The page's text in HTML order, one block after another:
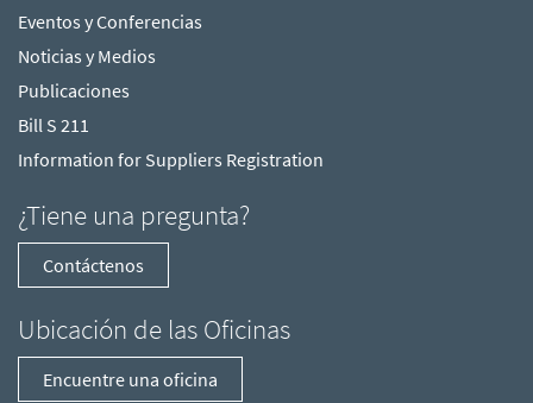
Eventos y Conferencias
Noticias y Medios
Publicaciones
Bill S 211
Information for Suppliers Registration
¿Tiene una pregunta?
Contáctenos
Ubicación de las Oficinas
Encuentre una oficina